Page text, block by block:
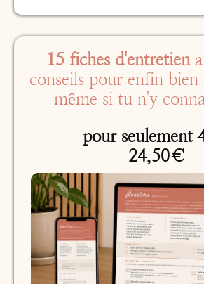
15 fiches d'entretien
conseils pour enfin bien
même si tu n'y
pour seulement
24,50€